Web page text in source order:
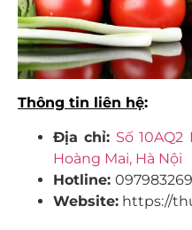
Thông tin liên hệ:
Địa chỉ: Số
Hoàng Mai, Hà Nội
Hotline:
Website: https://